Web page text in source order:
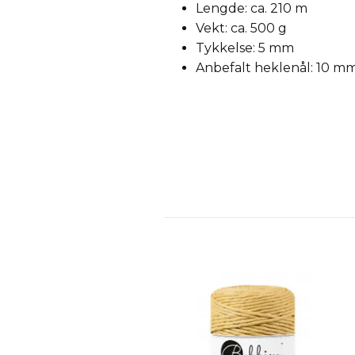
Lengde: ca. 210 m
Vekt: ca. 500 g
Tykkelse: 5 mm
Anbefalt heklenål: 10